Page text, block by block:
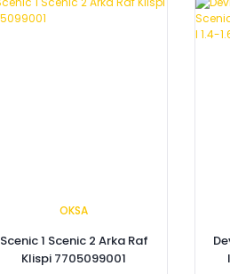
Sepete Ekle
OKSA
Scenic 1 Scenic 2 Arka Raf
Klispi 7705099001